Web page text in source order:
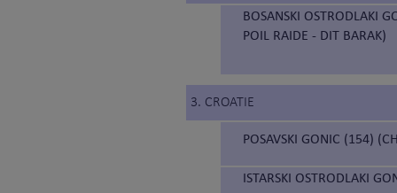
BOSANSKI OSTRODLAKI
POIL RAIDE - DIT BARAK)
3. CROATIE
POSAVSKI GONIC (154)
ISTARSKI OSTRODLAKI